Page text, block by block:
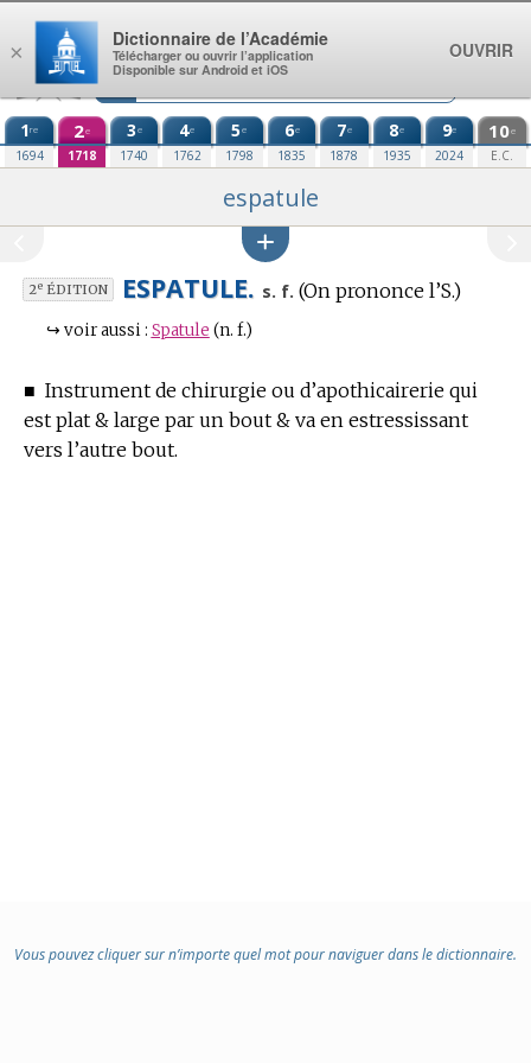
Aller au contenu
1re
1694
2e
1718
3e
1740
4e
1762
5e
1798
6e
1835
7e
1878
8e
1935
9e
2024
10e
E.C.
espatule
2eÉDITION ESPATULE. s. f. (On prononce l’S.)
↪ voir aussi : Spatule (n. f.)
■ Instrument de chirurgie ou d’apothicairerie qui
est plat & large par un bout & va en estressissant
vers l’autre bout.
Vous pouvez cliquer sur n’importe quel mot pour naviguer dans le dictionnaire.
×
Dictionnaire de l’Académie
Télécharger ou ouvrir l’application
Disponible sur Android et iOS
OUVRIR